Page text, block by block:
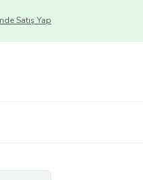
Satış Yap